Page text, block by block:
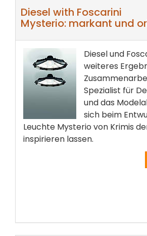
Diesel with Foscarini
Mysterio: markant und
Diesel und
weiteres
Spezialist für
und das
sich beim
Leuchte Mysterio von Krimis
inspirieren lassen.